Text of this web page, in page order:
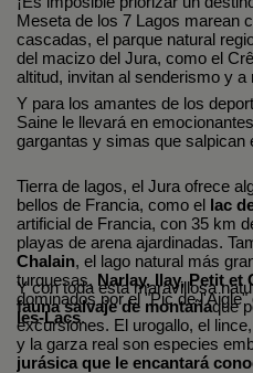
Meseta de los 7 Lagos marean
cascadas, el parque natural
del macizo del Jura, como el
Y para los amantes de los
Saine le llevará en
gargantas y simas que salpican
Tierra de lagos, el Jura ofrece
bellos de Francia, como el
lac
artificial de Francia, con 35 km
playas de arena ajardinadas.
Chalain, el lago natural más
turquesas, Narlay, Ilay, Petit et
dominados por el "Pic de
les-Lacs .
fauna salvaje de montañaque
excursiones. El urogallo, el
y la garza real son especies
jurásica que le encantará